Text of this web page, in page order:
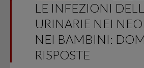
LE INFEZIONI
URINARIE NEI
NEI BAMBINI:
RISPOSTE